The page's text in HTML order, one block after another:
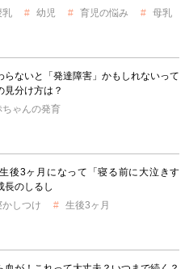
乳 幼児 育児の悩み
母乳
らないと「発達障害」かもしれないって
見分け方は？
ちゃんの発育
後3ヶ月になって「寝る前に大泣きす
長のしるし
かしつけ 生後3ヶ月